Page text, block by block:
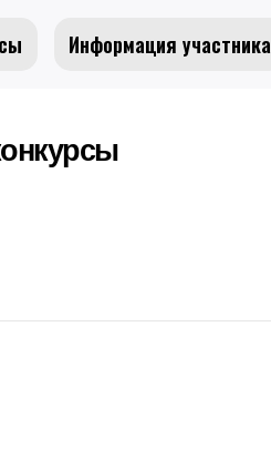
Информация участника